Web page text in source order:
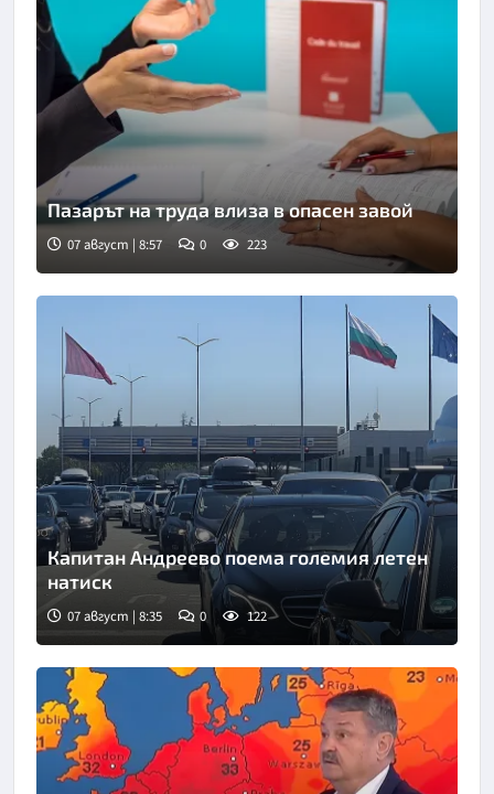
Пазарът на труда влиза в опасен завой
07 август | 8:57 0 223
Снимка: БНТ
Капитан Андреево поема големия летен
натиск
07 август | 8:35 0 122